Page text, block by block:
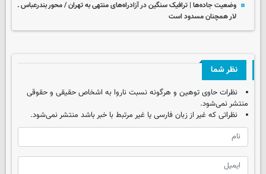
وضعیت جاده‌ها | ترافیک سنگین در آزادراه‌های منتهی به تهران / محور بندرعباس ـ
لار همچنان مسدود است
نظر شما
نظرات حاوی توهین و هرگونه نسبت ناروا به اشخاص حقیقی و حقوقی
منتشر نمی‌شود.
نظراتی که غیر از زبان فارسی یا غیر مرتبط با خبر باشد منتشر نمی‌شود.